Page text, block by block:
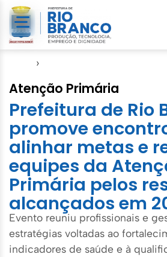
›
Atenção Primária
Prefeitura de Rio
promove
alinhar metas e
equipes da
Primária pelos
alcançados em
Evento reuniu profissionais e
estratégias voltadas ao
indicadores de saúde e à